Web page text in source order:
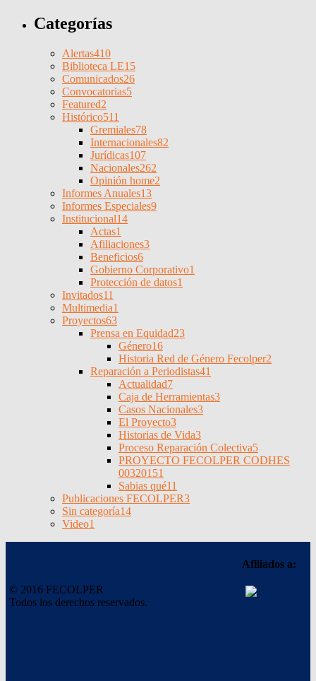
Categorías
Alertas410
Biblioteca LE15
Comunicados26
Convocatorias5
Featured2
Histórico511
Gremiales78
Internacionales82
Jurídicas107
Nacionales262
Opinión home2
Informes Anuales13
Informes Especiales9
Institucional14
Actas1
Afiliaciones3
Beneficios6
Gobierno Corporativo1
Protección de datos1
Invitados11
Multimedia1
Proyectos63
Prensa en Equidad23
Género16
Historia Red de Género Fecolper2
Reparación a Periodistas41
Actualidad7
Caja de Herramientas3
Casos Nacionales3
El Proyecto3
Historias de Vida3
Proceso Reparación Colectiva5
PROYECTO FECOLPER CODHES
00320151
Sabias qué11
Publicaciones FECOLPER3
Sin categoría14
Video1
© 2016 FECOLPER
Todos los derechos reservados.
Afiliados a: